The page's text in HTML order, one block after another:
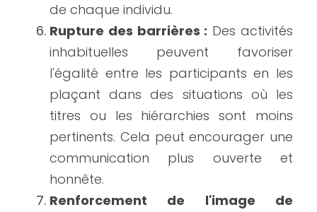
de chaque individu.
Rupture des barrières : Des activités
inhabituelles peuvent favoriser
l'égalité entre les participants en les
plaçant dans des situations où les
titres ou les hiérarchies sont moins
pertinents. Cela peut encourager une
communication plus ouverte et
honnête.
Renforcement de l'image de